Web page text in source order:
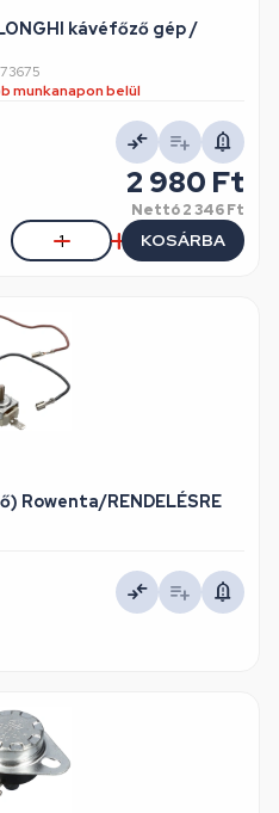
kávéfőző gép /
munkanapon belül
2 980 Ft
Nettó2 346 Ft
KOSÁRBA
Rowenta/RENDELÉSRE